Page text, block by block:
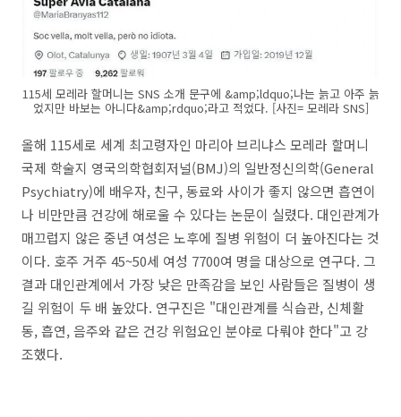
115세 모레라 할머니는 SNS 소개 문구에 &amp;ldquo;나는 늙고 아주 늙
었지만 바보는 아니다&amp;rdquo;라고 적었다. [사진= 모레라 SNS]
올해 115세로 세계 최고령자인 마리아 브리냐스 모레라 할머니
국제 학술지 영국의학협회저널(BMJ)의 일반정신의학(General
Psychiatry)에 배우자, 친구, 동료와 사이가 좋지 않으면 흡연이
나 비만만큼 건강에 해로울 수 있다는 논문이 실렸다. 대인관계가
매끄럽지 않은 중년 여성은 노후에 질병 위험이 더 높아진다는 것
이다. 호주 거주 45~50세 여성 7700여 명을 대상으로 연구다. 그
결과 대인관계에서 가장 낮은 만족감을 보인 사람들은 질병이 생
길 위험이 두 배 높았다. 연구진은 "대인관계를 식습관, 신체활
동, 흡연, 음주와 같은 건강 위험요인 분야로 다뤄야 한다"고 강
조했다.